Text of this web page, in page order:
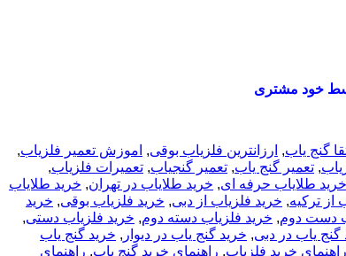
خود مشتری
گنج یاب, ارزانترین فلزیاب بوقی, اموزش تعمیر فلزیاب,
, تعمیر گنج یاب, تعمیر گنجیاب, تعمیرات فلزیاب,
خرید طلایاب حرفه ای, خرید طلایاب در تهران, خرید طلایاب
از ترکیه, خرید فلزیاب از دبی, خرید فلزیاب بوقی, خرید
دست دوم, خرید فلزیاب دسته دوم, خرید فلزیاب دستی,
گنج یاب در دبی, خرید گنج یاب در دیوار , خرید گنج یاب
راهنمای خرید فلزیاب, راهنمای خرید گنج یاب, راهنمای